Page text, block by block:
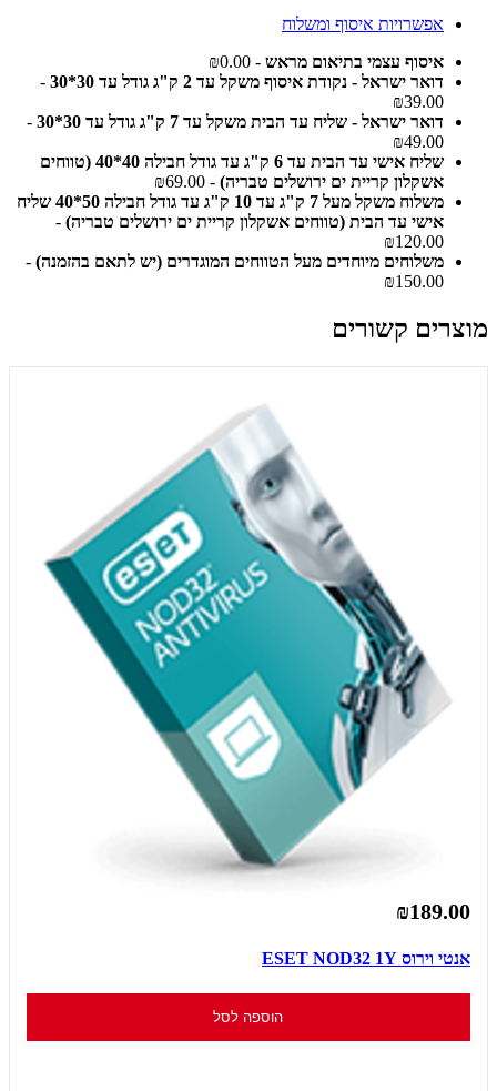
אפשרויות איסוף ומשלוח
איסוף עצמי בתיאום מראש - ₪0.00
דואר ישראל - נקודת איסוף משקל עד 2 ק"ג גודל עד 30*30
-
₪39.00
דואר ישראל - שליח עד הבית משקל עד 7 ק"ג גודל עד 30*30
-
₪49.00
שליח אישי עד הבית עד 6 ק"ג עד גודל חבילה 40*40 (טווחים
אשקלון קריית ים ירושלים טבריה) - ₪69.00
משלוח משקל מעל 7 ק"ג עד 10 ק"ג עד גודל חבילה 50*40 שליח
אישי עד הבית (טווחים אשקלון קריית ים ירושלים טבריה) -
₪120.00
משלוחים מיוחדים מעל הטווחים המוגדרים (יש לתאם בהזמנה) -
₪150.00
מוצרים קשורים
₪189.00
אנטי וירוס ESET NOD32 1Y
הוספה לסל